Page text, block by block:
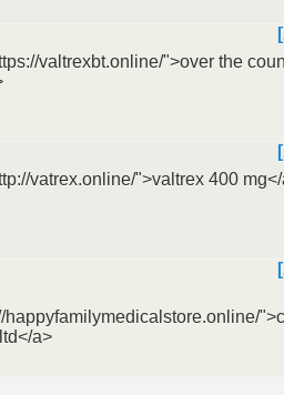
valtrexbt.online/">over the
vatrex.online/">valtrex 400
happyfamilymedicalstore.online/
a>